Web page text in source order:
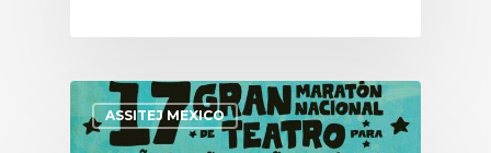
ASSITEJ MEXICO